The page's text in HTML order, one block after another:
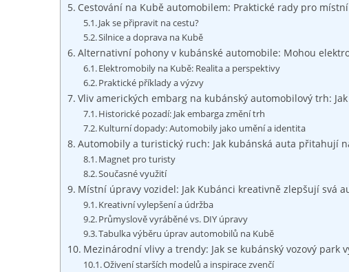
Cestování na⁢ Kubě automobilem: ​Praktické rady pro
Jak‍ se ⁣připravit na cestu?
Silnice ⁤a doprava na​ Kubě
Alternativní ‍pohony v kubánské ⁢automobile: Mohou
Elektromobily na Kubě: Realita​ a perspektivy
Praktické příklady⁢ a ‌výzvy
Vliv amerických ​embarg​ na ‌kubánský​ automobilový⁣ trh:
Historické‌ pozadí: Jak​ embarga změní⁤ trh
Kulturní dopady: Automobily jako umění a identita
Automobily a turistický ruch: Jak kubánská auta přitahují
Magnet pro turisty
Současné⁤ využití
Místní úpravy ⁤vozidel:⁤ Jak⁤ Kubánci ⁣kreativně ‌zlepšují‍ svá
Kreativní vylepšení​ a‍ údržba
Průmyslově vyráběné vs. DIY úpravy
Tabulka výběru úprav automobilů na Kubě
Mezinárodní vlivy a trendy: Jak ⁣se ‌kubánský vozový⁢ park
Oživení‍ starších modelů⁣ a inspirace ​zvenčí